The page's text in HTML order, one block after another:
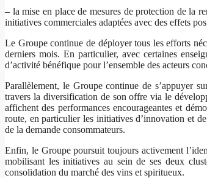
– la mise en place de mesures de protection de la
initiatives commerciales adaptées avec des effets
Le Groupe continue de déployer tous les efforts
derniers mois. En particulier, avec certaines
d’activité bénéfique pour l’ensemble des acteurs
Parallèlement, le Groupe continue de s’appuyer
travers la diversification de son offre via le
affichent des performances encourageantes et
route, en particulier les initiatives d’innovation et
de la demande consommateurs.
Enfin, le Groupe poursuit toujours activement
mobilisant les initiatives au sein de ses deux
consolidation du marché des vins et spiritueux.